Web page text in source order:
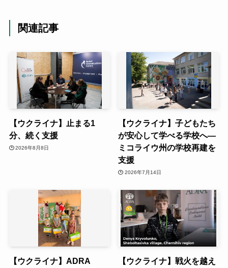
関連記事
【ウクライナ】止まる1
分、続く支援
2026年8月8日
【ウクライナ】子どもたち
が安心して学べる学校へ―
ミコライウ州の学校再建を
支援
2026年7月14日
【ウクライナ】ADRA
【ウクライナ】戦火を越え